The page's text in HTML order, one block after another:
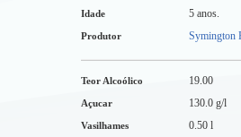
Idade 5 anos.
Produtor Symington
Teor Alcoólico 19.00
Açucar 130.0 g/l
Vasilhames 0.50 l